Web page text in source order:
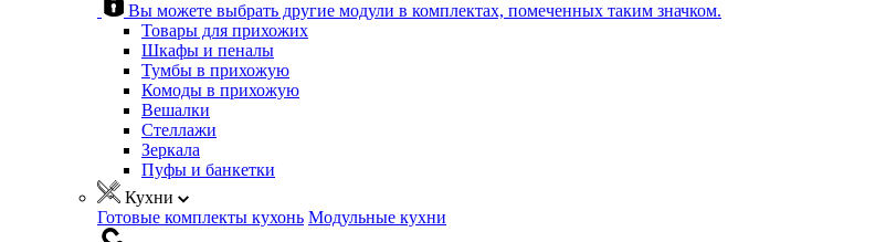
Вы можете выбрать другие модули в комплектах, помеченных таким значком.
Товары для прихожих
Шкафы и пеналы
Тумбы в прихожую
Комоды в прихожую
Вешалки
Стеллажи
Зеркала
Пуфы и банкетки
Кухни
Готовые комплекты кухонь Модульные кухни